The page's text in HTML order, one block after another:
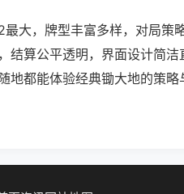
大，牌型丰富多样，对局策
算公平透明，界面设计简洁
地都能体验经典锄大地的策